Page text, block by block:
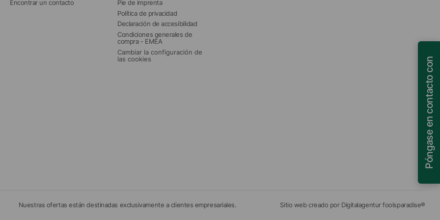
Encontrar un contacto
Pie de imprenta
Política de privacidad
Declaración de accesibilidad
Condiciones generales de
compra - EMEA
Cambiar la configuración de
las cookies
Nuestras ofertas están destinadas exclusivamente a clientes empresariales. Sitio web creado por Digitalagentur foolsparadise®
Póngase en contacto con